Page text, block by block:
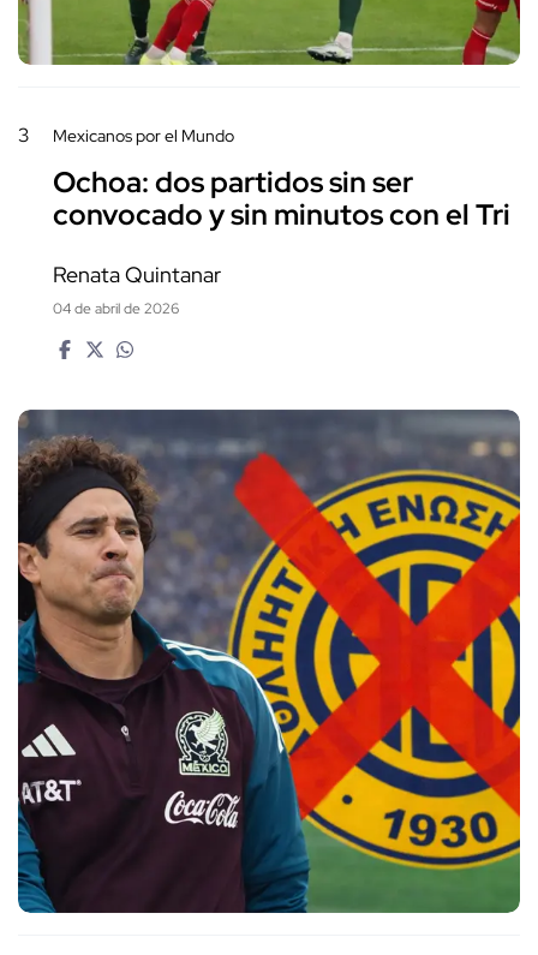
3 Mexicanos por el Mundo
Ochoa: dos partidos sin ser
convocado y sin minutos con el Tri
Renata Quintanar
04 de abril de 2026